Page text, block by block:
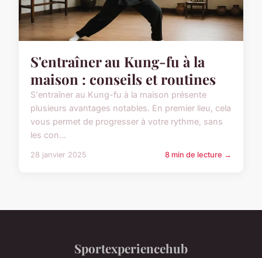
S'entraîner au Kung-fu à la
maison : conseils et routines
S'entraîner au Kung-fu à la maison présente
plusieurs avantages notables. En premier lieu, cela
vous permet de progresser à votre rythme, sans
les con...
28 janvier 2025 8 min de lecture →
Sportexperiencehub